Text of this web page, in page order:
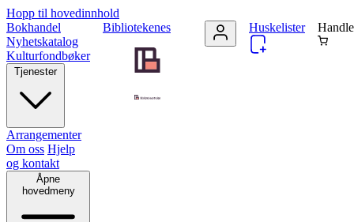
Hopp til hovedinnhold
Bibliotekenes
Bokhandel
Nyhetskatalog
Kulturfondbøker
Tjenester
Arrangementer
Om oss Hjelp
og kontakt
Åpne
hovedmeny
Huskelister